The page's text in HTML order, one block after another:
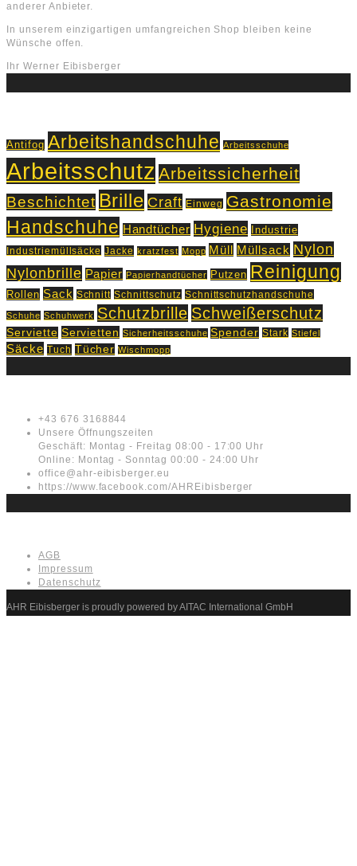
anderer Anbieter.
In unserem einzigartigen umfangreichen Shop bleiben keine
Wünsche offen.
Ihr Werner Eibisberger
Antifog Arbeitshandschuhe Arbeitsschuhe
Arbeitsschutz Arbeitssicherheit
Beschichtet Brille Craft Einweg Gastronomie
Handschuhe Handtücher Hygiene Industrie
Industriemüllsäcke Jacke kratzfest Mopp Müll Müllsack Nylon
Nylonbrille Papier Papierhandtücher Putzen Reinigung
Rollen Sack Schnitt Schnittschutz Schnittschutzhandschuhe
Schuhe Schuhwerk Schutzbrille Schweißerschutz
Serviette Servietten Sicherheitsschuhe Spender Stark Stiefel
Säcke Tuch Tücher Wischmopp
+43 676 3168844
Unsere Öffnungszeiten
Geschäft: Montag - Freitag 08:00 - 17:00 Uhr
Online: Montag - Sonntag 00:00 - 24:00 Uhr
office@ahr-eibisberger.eu
https://www.facebook.com/AHREibisberger
AGB
Impressum
Datenschutz
AHR Eibisberger is proudly powered by AITAC International GmbH